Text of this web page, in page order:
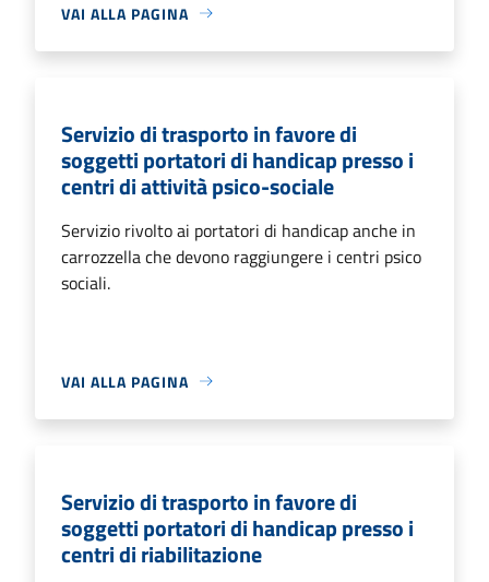
VAI ALLA PAGINA
Servizio di trasporto in favore di
soggetti portatori di handicap presso i
centri di attività psico-sociale
Servizio rivolto ai portatori di handicap anche in
carrozzella che devono raggiungere i centri psico
sociali.
VAI ALLA PAGINA
Servizio di trasporto in favore di
soggetti portatori di handicap presso i
centri di riabilitazione